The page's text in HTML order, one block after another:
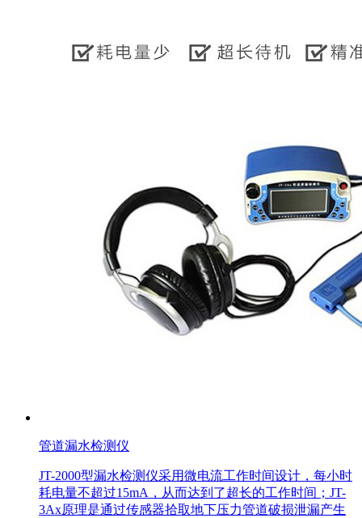
管道漏水检测仪
JT-2000型漏水检测仪采用微电流工作时间设计，每小时
耗电量不超过15mA，从而达到了超长的工作时间；JT-
3Ax原理是通过传感器拾取地下压力管道破损泄漏产生